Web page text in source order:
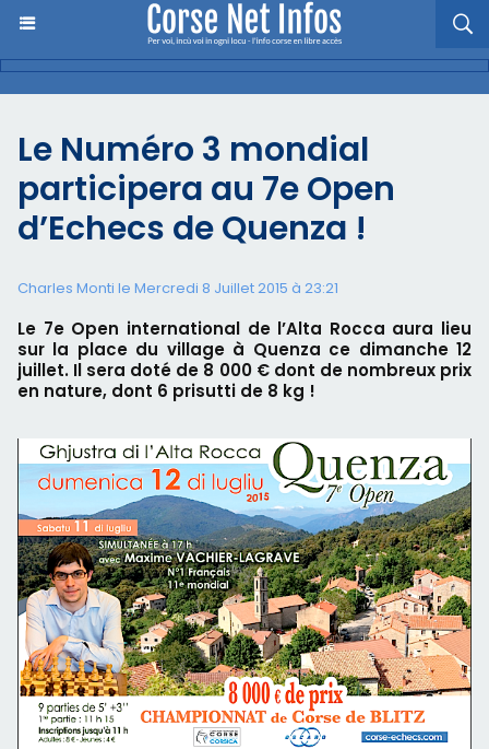
Le Numéro 3 mondial
participera au 7e Open
d’Echecs de Quenza !
Charles Monti le Mercredi 8 Juillet 2015 à 23:21
Le 7e Open international de l’Alta Rocca aura lieu
sur la place du village à Quenza ce dimanche 12
juillet. Il sera doté de 8 000 € dont de nombreux prix
en nature, dont 6 prisutti de 8 kg !